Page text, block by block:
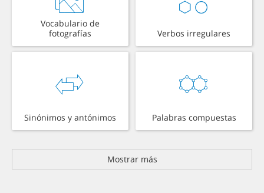
Vocabulario de
fotografías
Verbos irregulares
Sinónimos y antónimos Palabras compuestas
Mostrar más